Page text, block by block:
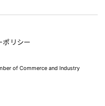
ポリシー
of Commerce and Industry